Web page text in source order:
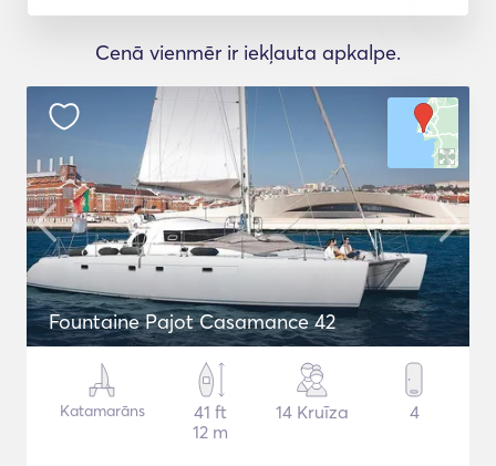
Cenā vienmēr ir iekļauta apkalpe.
Fountaine Pajot Casamance 42
Katamarāns
41 ft
12 m
14 Kruīza 4